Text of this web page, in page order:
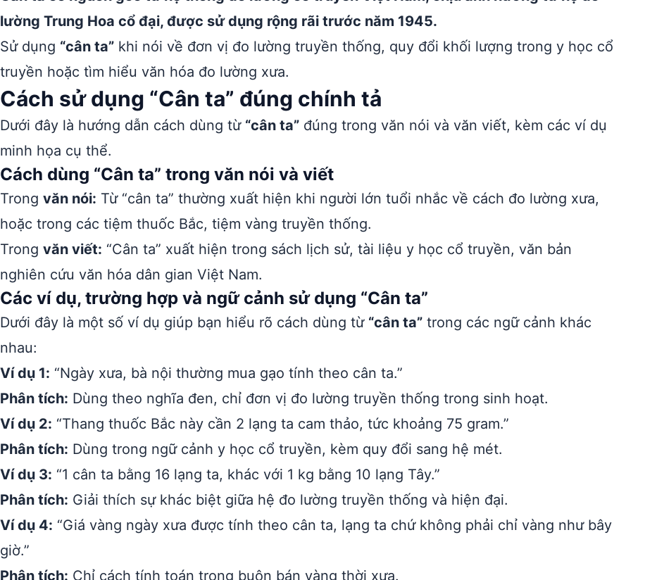
lường Trung Hoa cổ đại, được sử dụng rộng rãi trước năm 1945.
Sử dụng “cân ta” khi nói về đơn vị đo lường truyền thống, quy đổi khối lượng trong y học cổ
truyền hoặc tìm hiểu văn hóa đo lường xưa.
Cách sử dụng “Cân ta” đúng chính tả
Dưới đây là hướng dẫn cách dùng từ “cân ta” đúng trong văn nói và văn viết, kèm các ví dụ
minh họa cụ thể.
Cách dùng “Cân ta” trong văn nói và viết
Trong văn nói: Từ “cân ta” thường xuất hiện khi người lớn tuổi nhắc về cách đo lường xưa,
hoặc trong các tiệm thuốc Bắc, tiệm vàng truyền thống.
Trong văn viết: “Cân ta” xuất hiện trong sách lịch sử, tài liệu y học cổ truyền, văn bản
nghiên cứu văn hóa dân gian Việt Nam.
Các ví dụ, trường hợp và ngữ cảnh sử dụng “Cân ta”
Dưới đây là một số ví dụ giúp bạn hiểu rõ cách dùng từ “cân ta” trong các ngữ cảnh khác
nhau:
Ví dụ 1: “Ngày xưa, bà nội thường mua gạo tính theo cân ta.”
Phân tích: Dùng theo nghĩa đen, chỉ đơn vị đo lường truyền thống trong sinh hoạt.
Ví dụ 2: “Thang thuốc Bắc này cần 2 lạng ta cam thảo, tức khoảng 75 gram.”
Phân tích: Dùng trong ngữ cảnh y học cổ truyền, kèm quy đổi sang hệ mét.
Ví dụ 3: “1 cân ta bằng 16 lạng ta, khác với 1 kg bằng 10 lạng Tây.”
Phân tích: Giải thích sự khác biệt giữa hệ đo lường truyền thống và hiện đại.
Ví dụ 4: “Giá vàng ngày xưa được tính theo cân ta, lạng ta chứ không phải chỉ vàng như bây
giờ.”
Phân tích: Chỉ cách tính toán trong buôn bán vàng thời xưa.